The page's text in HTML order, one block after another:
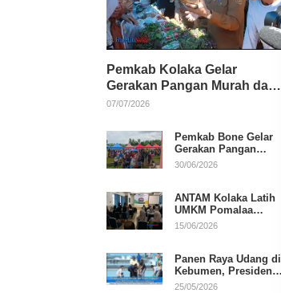
Pemkab Kolaka Gelar
Gerakan Pangan Murah dan
Salurkan Pupuk Organik
07/07/2026
Pemkab Bone Gelar
Gerakan Pangan
Murah, Warga Serbu
30/06/2026
ANTAM Kolaka Latih
UMKM Pomalaa
Kembangkan Produk
15/06/2026
Panen Raya Udang di
Kebumen, Presiden
Prabowo Tekankan
25/05/2026